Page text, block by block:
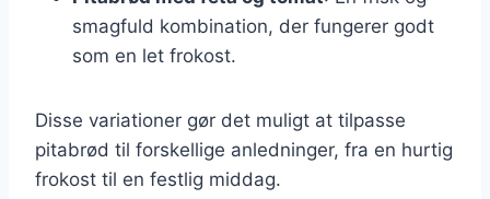
smagfuld kombination, der fungerer godt
som en let frokost.
Disse variationer gør det muligt at tilpasse
pitabrød til forskellige anledninger, fra en hurtig
frokost til en festlig middag.